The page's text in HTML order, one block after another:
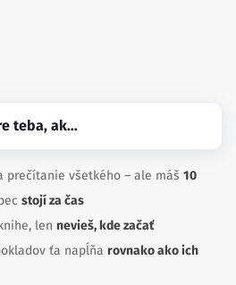
teba, ak…
prečítanie všetkého – ale máš 10
stojí za čas
len nevieš, kde začať
ťa napĺňa rovnako ako ich